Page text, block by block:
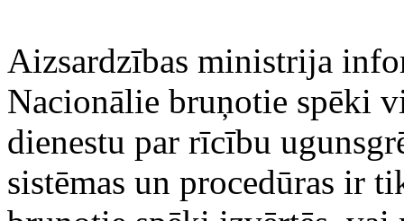
Aizsardzības ministrija
Nacionālie bruņotie spēki
dienestu par rīcību
sistēmas un procedūras ir